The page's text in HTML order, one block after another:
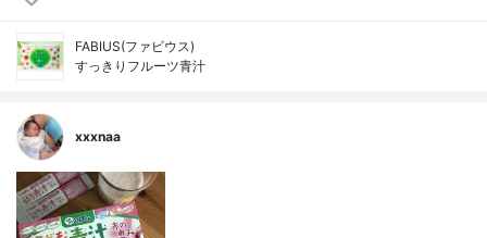
FABIUS(ファビウス)
すっきりフルーツ青汁
xxxnaa